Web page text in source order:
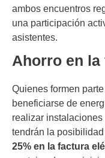
ambos encuentros
una participación
asistentes.
Ahorro en la
Quienes formen
beneficiarse de
realizar
tendrán la
25% en la factura